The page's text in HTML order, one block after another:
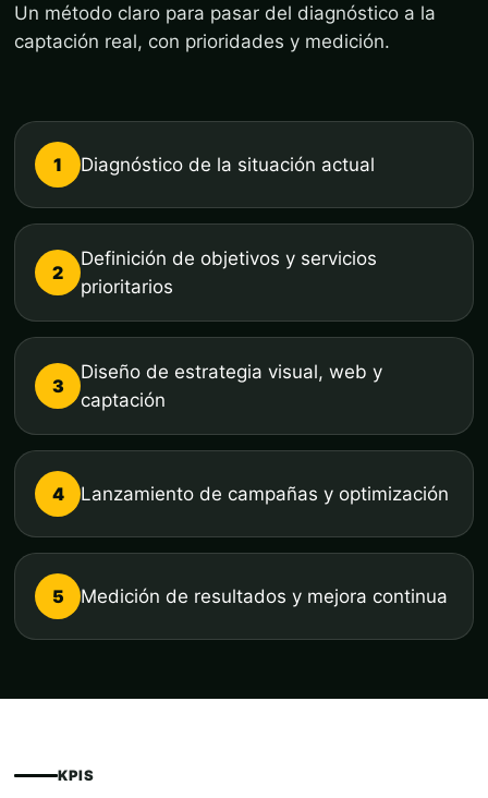
Un método claro para pasar del diagnóstico a la
captación real, con prioridades y medición.
1 Diagnóstico de la situación actual
2
Definición de objetivos y servicios
prioritarios
3
Diseño de estrategia visual, web y
captación
4 Lanzamiento de campañas y optimización
5 Medición de resultados y mejora continua
KPIS